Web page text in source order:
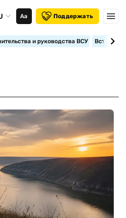
Аа Поддержать
и руководства ВСУ